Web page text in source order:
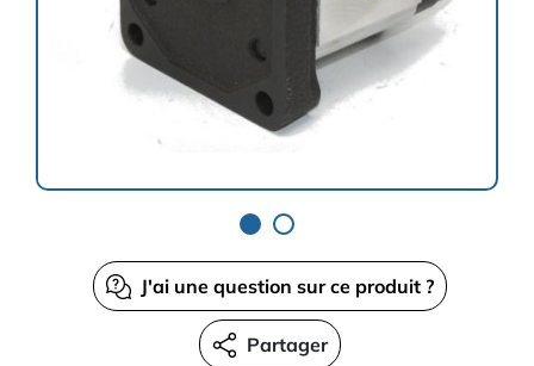
J'ai une question sur ce produit ?
Partager